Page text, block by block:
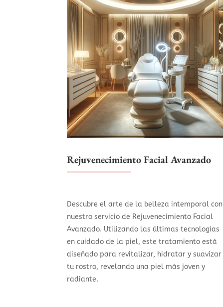
Rejuvenecimiento Facial Avanzado
Descubre el arte de la belleza intemporal con
nuestro servicio de Rejuvenecimiento Facial
Avanzado. Utilizando las últimas tecnologías
en cuidado de la piel, este tratamiento está
diseñado para revitalizar, hidratar y suavizar
tu rostro, revelando una piel más joven y
radiante.